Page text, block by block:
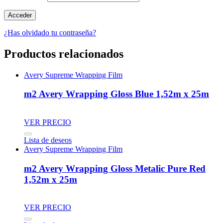
¿Has olvidado tu contraseña?
Productos relacionados
Avery Supreme Wrapping Film
m2 Avery Wrapping Gloss Blue 1,52m x 25m
VER PRECIO
Lista de deseos
Avery Supreme Wrapping Film
m2 Avery Wrapping Gloss Metalic Pure Red
1,52m x 25m
VER PRECIO